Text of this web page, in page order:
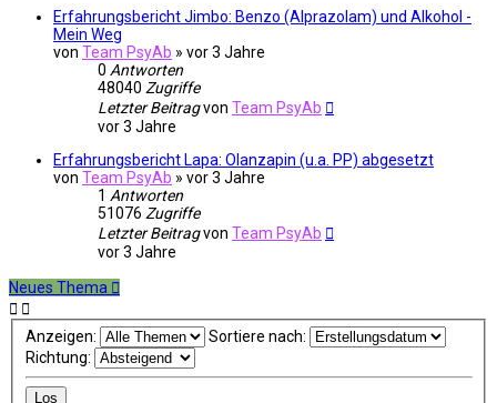
Erfahrungsbericht Jimbo: Benzo (Alprazolam) und Alkohol -
Mein Weg
von Team PsyAb » vor 3 Jahre
0 Antworten
48040 Zugriffe
Letzter Beitragvon Team PsyAb
vor 3 Jahre
Erfahrungsbericht Lapa: Olanzapin (u.a. PP) abgesetzt
von Team PsyAb » vor 3 Jahre
1 Antworten
51076 Zugriffe
Letzter Beitragvon Team PsyAb
vor 3 Jahre
Neues Thema
Anzeigen:
Sortiere nach:
Richtung: